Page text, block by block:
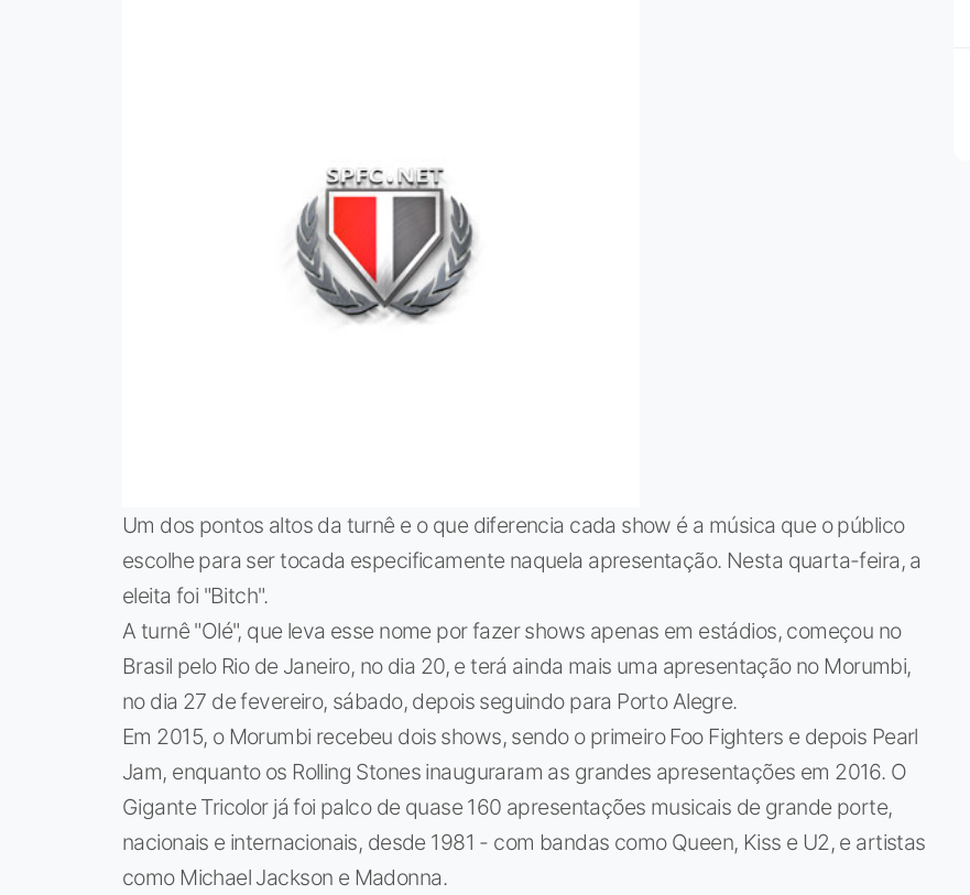
Um dos pontos altos da turnê e o que diferencia cada show é a música que o público
escolhe para ser tocada especificamente naquela apresentação. Nesta quarta-feira, a
eleita foi "Bitch".
A turnê "Olé", que leva esse nome por fazer shows apenas em estádios, começou no
Brasil pelo Rio de Janeiro, no dia 20, e terá ainda mais uma apresentação no Morumbi,
no dia 27 de fevereiro, sábado, depois seguindo para Porto Alegre.
Em 2015, o Morumbi recebeu dois shows, sendo o primeiro Foo Fighters e depois Pearl
Jam, enquanto os Rolling Stones inauguraram as grandes apresentações em 2016. O
Gigante Tricolor já foi palco de quase 160 apresentações musicais de grande porte,
nacionais e internacionais, desde 1981 - com bandas como Queen, Kiss e U2, e artistas
como Michael Jackson e Madonna.